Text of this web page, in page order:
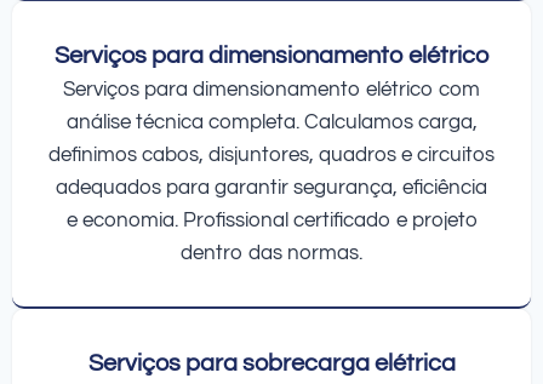
Serviços para dimensionamento elétrico
Serviços para dimensionamento elétrico com
análise técnica completa. Calculamos carga,
definimos cabos, disjuntores, quadros e circuitos
adequados para garantir segurança, eficiência
e economia. Profissional certificado e projeto
dentro das normas.
Serviços para sobrecarga elétrica